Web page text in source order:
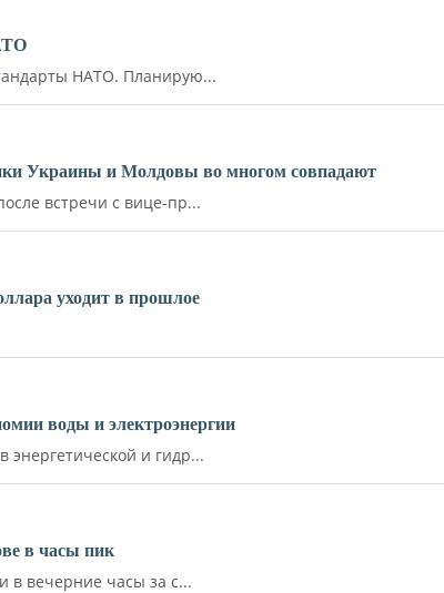
НАТО. Планирую...
Украины и Молдовы во многом совпадают
встречи с вице-пр...
уходит в прошлое
воды и электроэнергии
и гидр...
в часы пик
в вечерние часы за с...